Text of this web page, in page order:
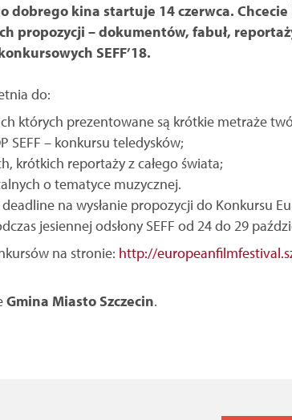
dobrego kina startuje 14 czerwca. Chcecie
propozycji – dokumentów, fabuł,
SEFF’18.
do:
których prezentowane są krótkie metraże
– konkursu teledysków;
krótkich reportaży z całego świata;
o tematyce muzycznej.
na wysłanie propozycji do Konkursu
jesiennej odsłony SEFF od 24 do 29
na stronie: http://
Gmina Miasto Szczecin.